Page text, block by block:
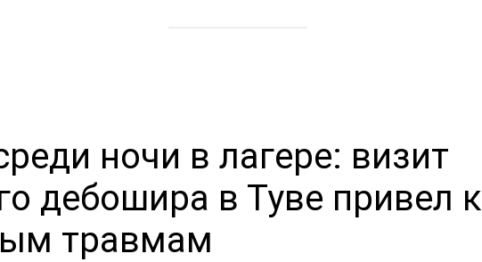
ночи в лагере: визит
дебошира в Туве привел к
травмам